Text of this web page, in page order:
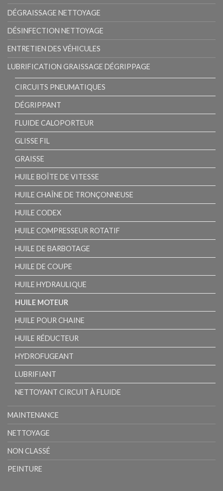
DÉGRAISSAGE NETTOYAGE
DÉSINFECTION NETTOYAGE
ENTRETIEN DES VÉHICULES
LUBRIFICATION GRAISSAGE DÉGRIPPAGE
CIRCUITS PNEUMATIQUES
DÉGRIPPANT
FLUIDE CALOPORTEUR
GLISSE FIL
GRAISSE
HUILE BOÎTE DE VITESSE
HUILE CHAÎNE DE TRONÇONNEUSE
HUILE CODEX
HUILE COMPRESSEUR ROTATIF
HUILE DE BARBOTAGE
HUILE DE COUPE
HUILE HYDRAULIQUE
HUILE MOTEUR
HUILE POUR CHAINE
HUILE RÉDUCTEUR
HYDROFUGEANT
LUBRIFIANT
NETTOYANT CIRCUIT À FLUIDE
MAINTENANCE
NETTOYAGE
NON CLASSÉ
PEINTURE